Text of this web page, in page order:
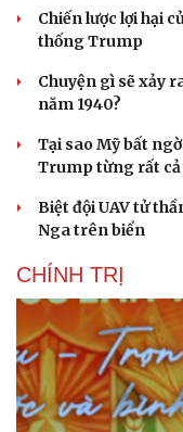
Chiến lược lợi hại
thống Trump
Chuyện gì sẽ xảy
năm 1940?
Tại sao Mỹ bất
Trump từng rất cả
Biệt đội UAV tử
Nga trên biển
CHÍNH TRỊ